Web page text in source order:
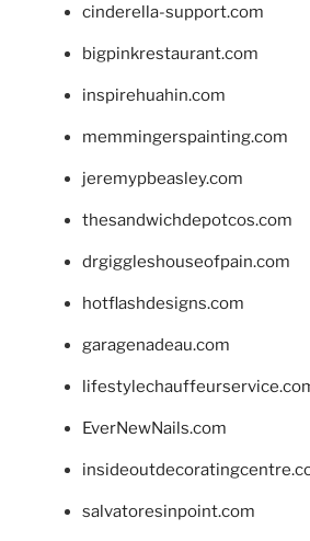
cinderella-support.com
bigpinkrestaurant.com
inspirehuahin.com
memmingerspainting.com
jeremypbeasley.com
thesandwichdepotcos.com
drgiggleshouseofpain.com
hotflashdesigns.com
garagenadeau.com
EverNewNails.com
salvatoresinpoint.com